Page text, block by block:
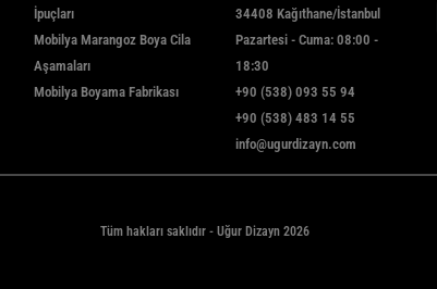
İpuçları
Mobilya Marangoz Boya Cila
Aşamaları
Mobilya Boyama Fabrikası
34408 Kağıthane/İstanbul
Pazartesi - Cuma: 08:00 -
18:30
+90 (538) 093 55 94
+90 (538) 483 14 55
info@ugurdizayn.com
Tüm hakları saklıdır - Uğur Dizayn 2026